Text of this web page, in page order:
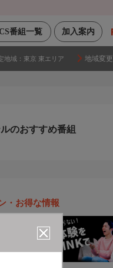
加入案内
番組一覧
地域： 東京 東エリア 地域変更
のおすすめ番組
・お得な情報